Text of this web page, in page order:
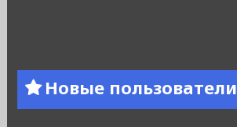
Новые пользователи